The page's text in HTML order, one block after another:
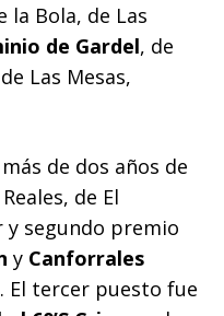
la Bola, de Las
de Gardel, de
Las Mesas,
de dos años de
de El
segundo premio
y Canforrales
El tercer puesto fue